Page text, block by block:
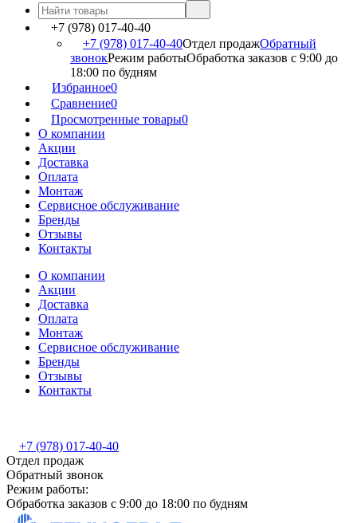
+7 (978) 017-40-40
+7 (978) 017-40-40Отдел продажОбратный
звонокРежим работыОбработка заказов с 9:00 до
18:00 по будням
Избранное0
Сравнение0
Просмотренные товары0
О компании
Акции
Доставка
Оплата
Монтаж
Сервисное обслуживание
Бренды
Отзывы
Контакты
О компании
Акции
Доставка
Оплата
Монтаж
Сервисное обслуживание
Бренды
Отзывы
Контакты
+7 (978) 017-40-40
Отдел продаж
Обратный звонок
Режим работы:
Обработка заказов с 9:00 до 18:00 по будням